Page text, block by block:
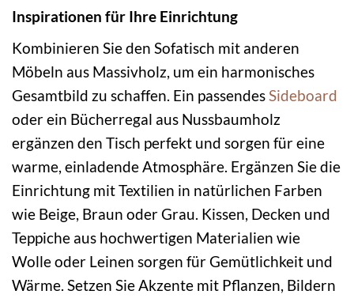
Inspirationen für Ihre Einrichtung
Kombinieren Sie den Sofatisch mit anderen
Möbeln aus Massivholz, um ein harmonisches
Gesamtbild zu schaffen. Ein passendesSideboard
oder ein Bücherregal aus Nussbaumholz
ergänzen den Tisch perfekt und sorgen für eine
warme, einladende Atmosphäre. Ergänzen Sie die
Einrichtung mit Textilien in natürlichen Farben
wie Beige, Braun oder Grau. Kissen, Decken und
Teppiche aus hochwertigen Materialien wie
Wolle oder Leinen sorgen für Gemütlichkeit und
Wärme. Setzen Sie Akzente mit Pflanzen, Bildern